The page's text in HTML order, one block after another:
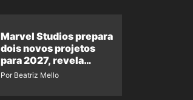
Marvel Studios prepara
dois novos projetos
para 2027, revela
insider
Por Beatriz Mello